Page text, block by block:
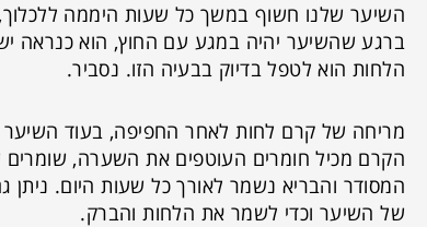
השיער שלנו חשוף במשך כל שעות היממה ללכלוך,
ברגע שהשיער יהיה במגע עם החוץ, הוא כנראה
הלחות הוא לטפל בדיוק בבעיה הזו. נסביר.
מריחה של קרם לחות לאחר החפיפה, בעוד השיער
הקרם מכיל חומרים העוטפים את השערה,
המסודר והבריא נשמר לאורך כל שעות היום.
של השיער וכדי לשמר את הלחות והברק.